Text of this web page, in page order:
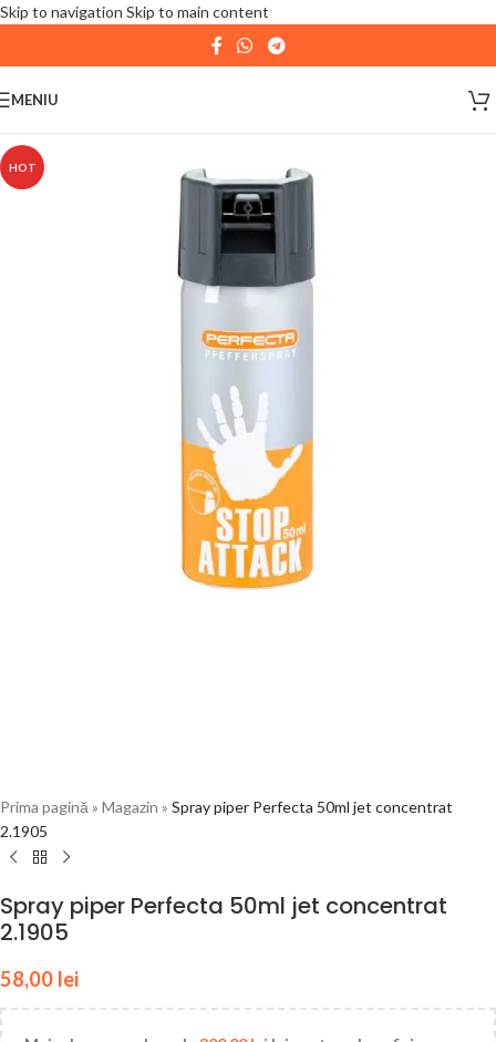
Skip to navigation Skip to main content
| 📦 Program livrari|In perioada11 August - 18
August,
MENIU
HOT
Prima pagină » Magazin » Spray piper Perfecta 50ml jet concentrat
2.1905
Spray piper Perfecta 50ml jet concentrat
2.1905
58,00 lei